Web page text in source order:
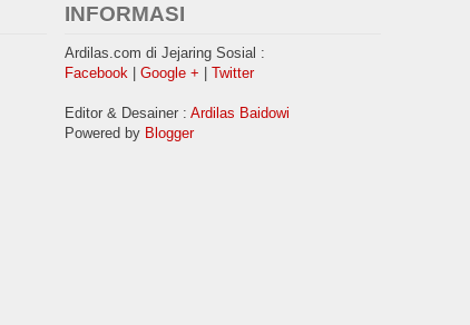
INFORMASI
Ardilas.com di Jejaring Sosial :
Facebook | Google + | Twitter
Editor & Desainer : Ardilas Baidowi
Powered by Blogger